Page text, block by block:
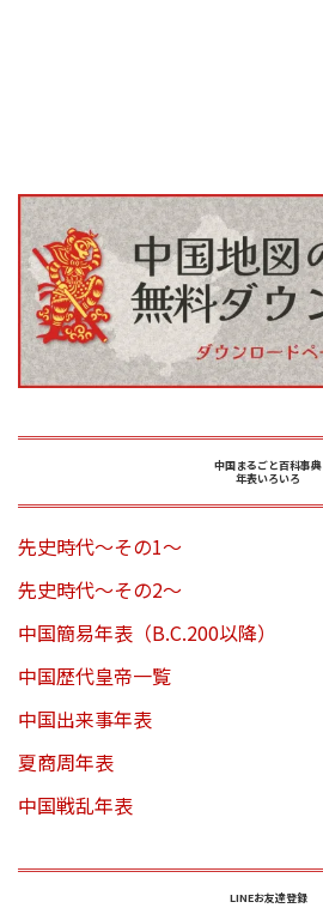
中国まるごと百科事典
年表いろいろ
先史時代～その1～
先史時代～その2～
中国簡易年表（B.C.200以降）
中国歴代皇帝一覧
中国出来事年表
夏商周年表
中国戦乱年表
LINEお友達登録